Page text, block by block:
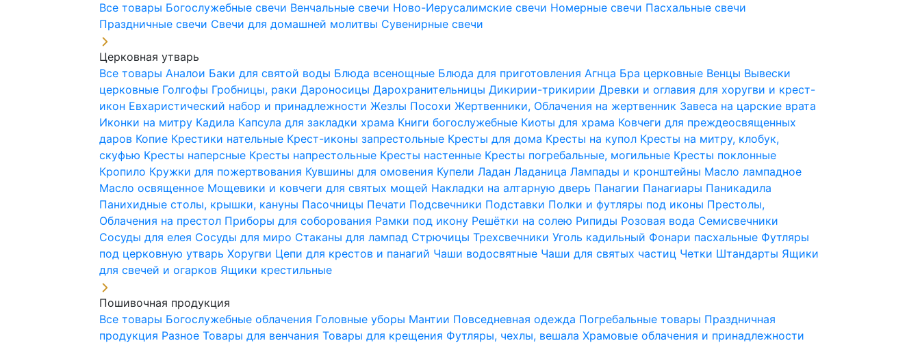
Все товары Богослужебные свечи Венчальные свечи Ново-Иерусалимские свечи Номерные свечи Пасхальные свечи
Праздничные свечи Свечи для домашней молитвы Сувенирные свечи
Церковная утварь
Все товарыАналои Баки для святой воды Блюда всенощные Блюда для приготовления Агнца Бра церковные Венцы Вывески
церковные Голгофы Гробницы, ракиДароносицыДарохранительницыДикирии-трикирииДревки и оглавия для хоругви и крест-
икон Евхаристический набор и принадлежностиЖезлы ПосохиЖертвенники, Облачения на жертвенник Завеса на царские врата
Иконки на митру Кадила Капсула для закладки храма Книги богослужебные Киоты для храма Ковчеги для преждеосвященных
даров Копие Крестики нательные Крест-иконы запрестольные Кресты для дома Кресты на купол Кресты на митру, клобук,
скуфью Кресты наперсные Кресты напрестольные Кресты настенные Кресты погребальные, могильные Кресты поклонные
Кропило Кружки для пожертвования Кувшины для омовения КупелиЛаданЛаданицаЛампады и кронштейны Масло лампадное
Масло освященное Мощевики и ковчеги для святых мощей Накладки на алтарную дверь Панагии Панагиары Паникадила
Панихидные столы, крышки, кануны Пасочницы Печати Подсвечники Подставки Полки и футляры под иконы Престолы,
Облачения на престол Приборы для соборования Рамки под икону Решётки на солею Рипиды Розовая вода Семисвечники
Сосуды для елея Сосуды для миро Стаканы для лампад СтрючицыТрехсвечникиУголь кадильный Фонари пасхальные Футляры
под церковную утварьХоругви Цепи для крестов и панагий Чаши водосвятные Чаши для святых частиц Четки Штандарты Ящики
для свечей и огарков Ящики крестильные
Пошивочная продукция
Все товары Богослужебные облачения Головные уборы Мантии Повседневная одежда Погребальные товары Праздничная
продукция РазноеТовары для венчанияТовары для крещения Футляры, чехлы, вешалаХрамовые облачения и принадлежности